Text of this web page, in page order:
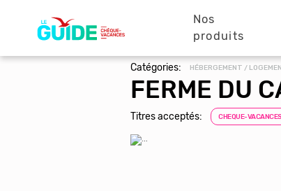
principale
Nos
produits
Catégories: HÉBERGEMENT /
FERME DU
Titres acceptés: CHEQUE-